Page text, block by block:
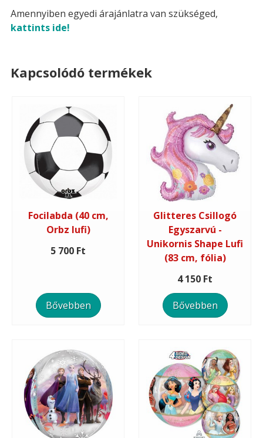
Amennyiben egyedi árajánlatra van szükséged,
kattints ide!
Kapcsolódó termékek
Focilabda (40 cm,
Orbz lufi)
5 700 Ft
Bővebben
Glitteres Csillogó
Egyszarvú -
Unikornis Shape Lufi
(83 cm, fólia)
4 150 Ft
Bővebben